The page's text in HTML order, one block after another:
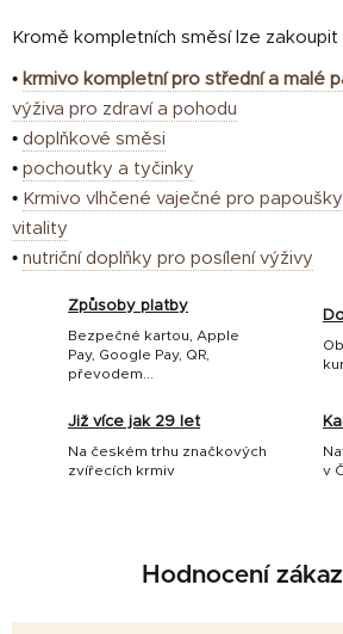
Kromě kompletních směsí lze zakoupit
• krmivo kompletní pro střední a malé
výživa pro zdraví a pohodu
• doplňkové směsi
• pochoutky a tyčinky
• Krmivo vlhčené vaječné pro
vitality
• nutriční doplňky pro posílení výživy
Způsoby platby
Bezpečné kartou, Apple
Pay, Google Pay, QR,
převodem...
Již více jak 29 let
Na českém trhu značkových
zvířecích krmiv
v
Hodnocení